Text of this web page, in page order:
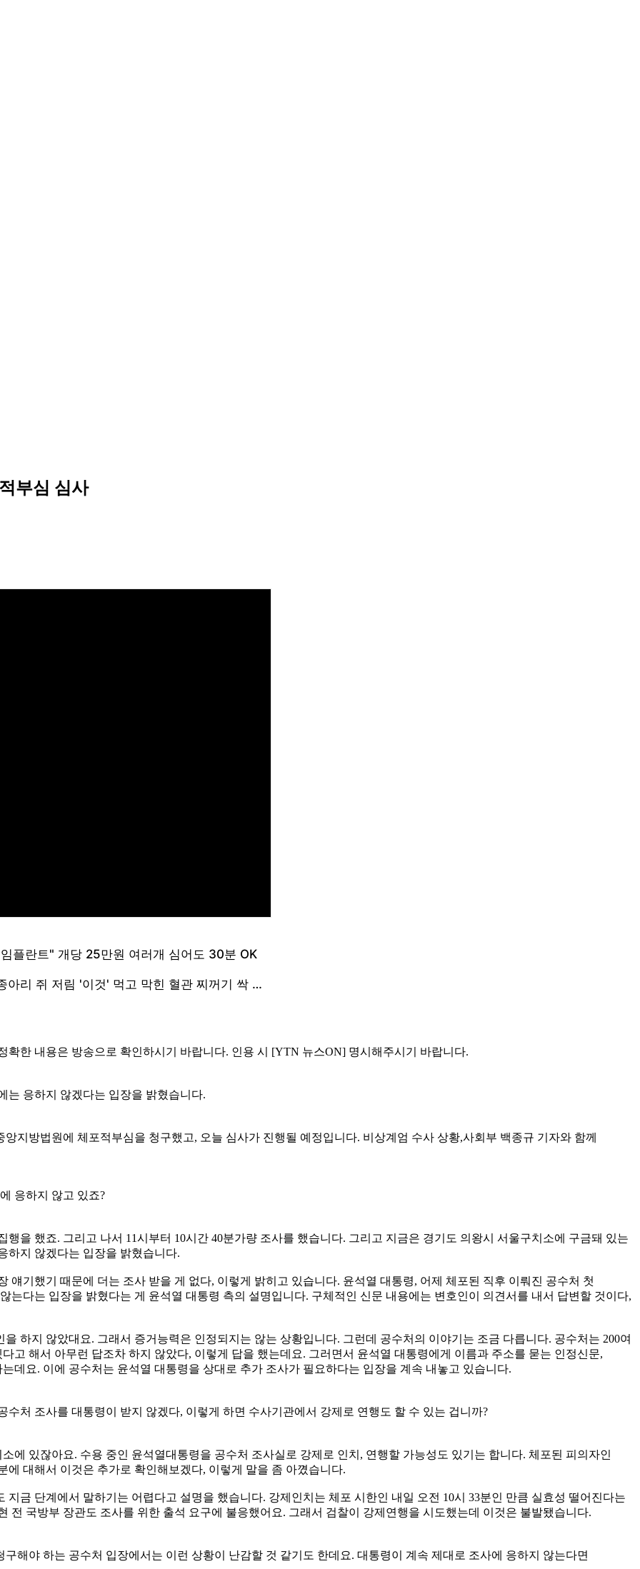
부심 심사
한 내용은 방송으로 확인하시기 바랍니다. 인용 시 [YTN 뉴스ON] 명시해주시기 바랍니다.
는 응하지 않겠다는 입장을 밝혔습니다.
지방법원에 체포적부심을 청구했고, 오늘 심사가 진행될 예정입니다. 비상계엄 수사 상황,사회부 백종규 기자와 함께
응하지 않고 있죠?
을 했죠. 그리고 나서 11시부터 10시간 40분가량 조사를 했습니다. 그리고 지금은 경기도 의왕시 서울구치소에 구금돼 있는
하지 않겠다는 입장을 밝혔습니다.
얘기했기 때문에 더는 조사 받을 게 없다, 이렇게 밝히고 있습니다. 윤석열 대통령, 어제 체포된 직후 이뤄진 공수처 첫
는다는 입장을 밝혔다는 게 윤석열 대통령 측의 설명입니다. 구체적인 신문 내용에는 변호인이 의견서를 내서 답변할 것이다,
하지 않았대요. 그래서 증거능력은 인정되지는 않는 상황입니다. 그런데 공수처의 이야기는 조금 다릅니다. 공수처는 200여
고 해서 아무런 답조차 하지 않았다, 이렇게 답을 했는데요. 그러면서 윤석열 대통령에게 이름과 주소를 묻는 인정신문,
데요. 이에 공수처는 윤석열 대통령을 상대로 추가 조사가 필요하다는 입장을 계속 내놓고 있습니다.
처 조사를 대통령이 받지 않겠다, 이렇게 하면 수사기관에서 강제로 연행도 할 수 있는 겁니까?
에 있잖아요. 수용 중인 윤석열대통령을 공수처 조사실로 강제로 인치, 연행할 가능성도 있기는 합니다. 체포된 피의자인
대해서 이것은 추가로 확인해보겠다, 이렇게 말을 좀 아꼈습니다.
금 단계에서 말하기는 어렵다고 설명을 했습니다. 강제인치는 체포 시한인 내일 오전 10시 33분인 만큼 실효성 떨어진다는
전 국방부 장관도 조사를 위한 출석 요구에 불응했어요. 그래서 검찰이 강제연행을 시도했는데 이것은 불발됐습니다.
해야 하는 공수처 입장에서는 이런 상황이 난감할 것 같기도 한데요. 대통령이 계속 제대로 조사에 응하지 않는다면